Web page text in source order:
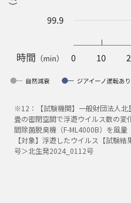
※12：【試験機関】一般財団法人北
畳の密閉空間で浮遊ウイルス数の
間除菌脱臭機（F-ML4000B）を風
【対象】浮遊したウイルス【試験
号＞北生発2024_0112号